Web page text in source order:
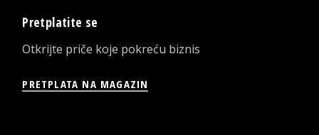
Pretplatite se
Otkrijte priče koje pokreću biznis
PRETPLATA NA MAGAZIN